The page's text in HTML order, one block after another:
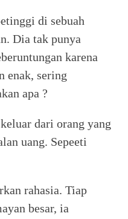
di sebuah
Dia tak punya
karena
enak, sering
apa ?
dari orang yang
uang. Sepeeti
rahasia. Tiap
besar, ia